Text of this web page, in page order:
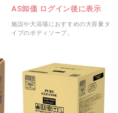
AS卸価 ログイン後に表示
施設や大浴場におすすめの大容量タ
イプのボディソープ。